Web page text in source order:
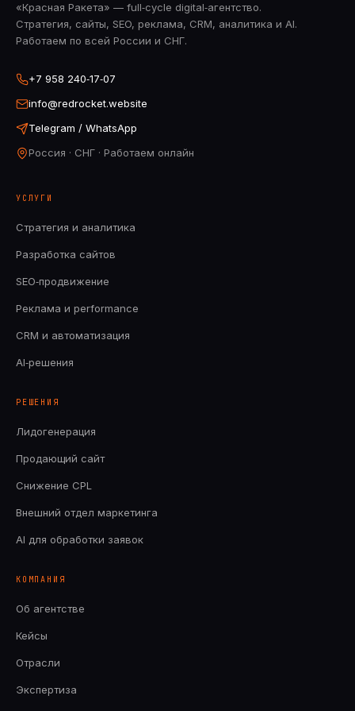
«Красная Ракета» — full‑cycle digital‑агентство.
Стратегия, сайты, SEO, реклама, CRM, аналитика и AI.
Работаем по всей России и СНГ.
+7 958 240‑17‑07
info@redrocket.website
Telegram / WhatsApp
Россия · СНГ · Работаем онлайн
УСЛУГИ
Стратегия и аналитика
Разработка сайтов
SEO‑продвижение
Реклама и performance
CRM и автоматизация
AI‑решения
РЕШЕНИЯ
Лидогенерация
Продающий сайт
Снижение CPL
Внешний отдел маркетинга
AI для обработки заявок
КОМПАНИЯ
Об агентстве
Кейсы
Отрасли
Экспертиза